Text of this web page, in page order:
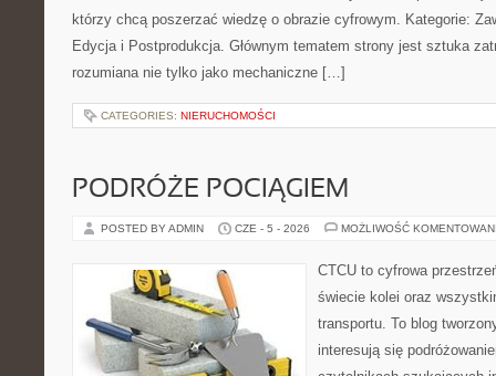
którzy chcą poszerzać wiedzę o obrazie cyfrowym. Kategorie:
Edycja i Postprodukcja. Głównym tematem strony jest sztuka
rozumiana nie tylko jako mechaniczne […]
CATEGORIES: NIERUCHOMOŚCI
PODRÓŻE POCIĄGIEM
POSTED BY ADMIN CZE - 5 - 2026 MOŻLIWOŚĆ
CTCU to cyfrowa
świecie kolei oraz
transportu. To blog
interesują się